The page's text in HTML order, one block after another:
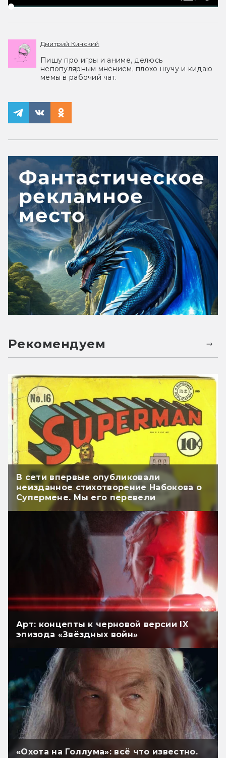
Дмитрий Кинский
Пишу про игры и аниме, делюсь
непопулярным мнением, плохо шучу и кидаю
мемы в рабочий чат.
Рекомендуем
В сети впервые опубликовали
неизданное стихотворение Набокова о
Супермене. Мы его перевели
Арт: концепты к черновой версии IX
эпизода «Звёздных войн»
«Охота на Голлума»: всё что известно.